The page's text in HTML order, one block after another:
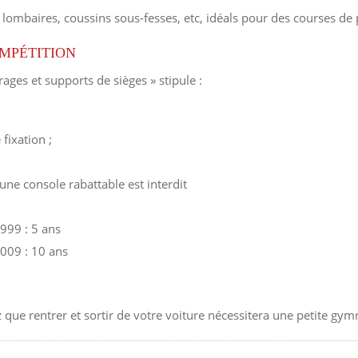
coussins sous-fesses, etc, idéals pour des courses de
et supports de sièges » stipule :
fixation ;
console rabattable est interdit
: 5 ans
: 10 ans
rentrer et sortir de votre voiture nécessitera une petite